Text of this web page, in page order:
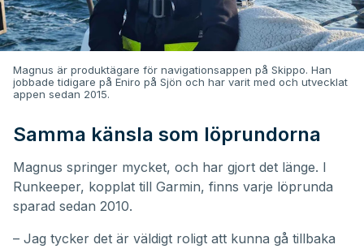
Magnus är produktägare för navigationsappen på Skippo. Han
jobbade tidigare på Eniro på Sjön och har varit med och utvecklat
appen sedan 2015.
Samma känsla som löprundorna
Magnus springer mycket, och har gjort det länge. I
Runkeeper, kopplat till Garmin, finns varje löprunda
sparad sedan 2010.
– Jag tycker det är väldigt roligt att kunna gå tillbaka